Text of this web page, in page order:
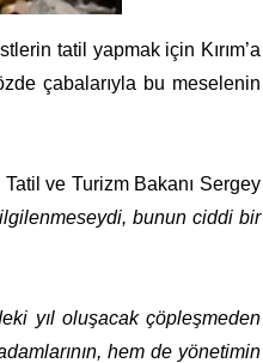
tatil yapmak için Kırım’a
çabalarıyla bu meselenin
Tatil ve Turizm Bakanı Sergey
bunun ciddi bir
yıl oluşacak çöpleşmeden
hem de yönetimin